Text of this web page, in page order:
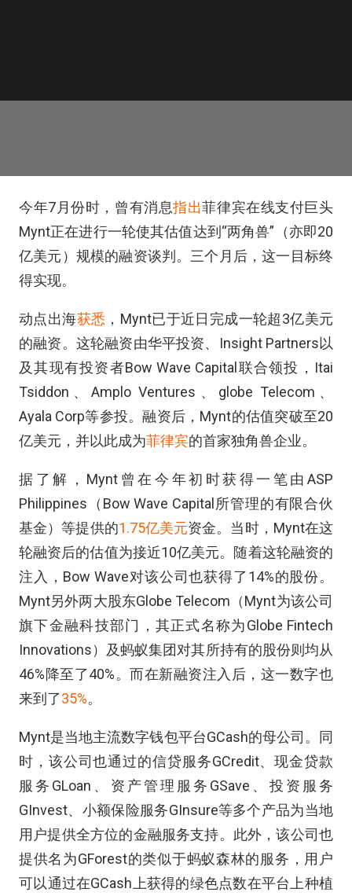
今年7月份时，曾有消息指出菲律宾在线支付巨头
Mynt正在进行一轮使其估值达到“两角兽”（亦即20
亿美元）规模的融资谈判。三个月后，这一目标终
得实现。
动点出海获悉 ，Mynt已于近日完成一轮超3亿美元
的融资。这轮融资由华平投资、Insight Partners以
及其现有投资者Bow Wave Capital联合领投，Itai
Tsiddon、Amplo Ventures、globe Telecom、
Ayala Corp等参投。融资后，Mynt的估值突破至20
亿美元，并以此成为菲律宾的首家独角兽企业。
据了解，Mynt曾在今年初时获得一笔由ASP
Philippines（Bow Wave Capital所管理的有限合伙
基金）等提供的1.75亿美元资金。当时，Mynt在这
轮融资后的估值为接近10亿美元。随着这轮融资的
注入，Bow Wave对该公司也获得了14%的股份。
Mynt另外两大股东Globe Telecom（Mynt为该公司
旗下金融科技部门，其正式名称为Globe Fintech
Innovations）及蚂蚁集团对其所持有的股份则均从
46%降至了40%。而在新融资注入后，这一数字也
来到了35%。
Mynt是当地主流数字钱包平台GCash的母公司。同
时，该公司也通过的信贷服务GCredit、现金贷款
服务GLoan、资产管理服务GSave、投资服务
GInvest、小额保险服务GInsure等多个产品为当地
用户提供全方位的金融服务支持。此外，该公司也
提供名为GForest的类似于蚂蚁森林的服务，用户
可以通过在GCash上获得的绿色点数在平台上种植